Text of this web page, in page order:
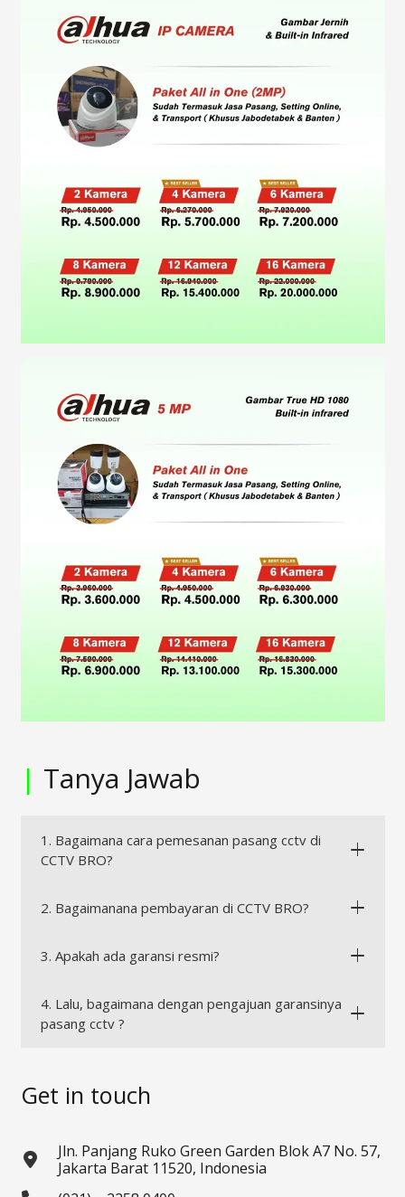
| Tanya Jawab
1. Bagaimana cara pemesanan pasang cctv di
CCTV BRO?
2. Bagaimanana pembayaran di CCTV BRO?
3. Apakah ada garansi resmi?
4. Lalu, bagaimana dengan pengajuan garansinya
pasang cctv ?
Get in touch
Jln. Panjang Ruko Green Garden Blok A7 No. 57,
Jakarta Barat 11520, Indonesia